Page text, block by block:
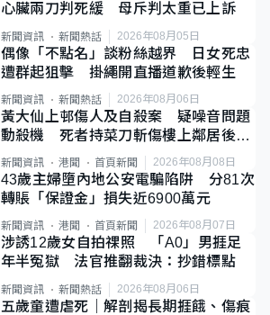
心臟兩刀判死緩 母斥判太重已上訴
新聞資訊 新聞熱話 2026年08月05日
偶像「不點名」談粉絲越界 日女死忠
遭群起狙擊 掛繩開直播道歉後輕生
新聞資訊 新聞熱話 2026年08月06日
黃大仙上邨傷人及自殺案 疑噪音問題
動殺機 死者持菜刀斬傷樓上鄰居後墮
斃
新聞資訊 港聞 首頁新聞 2026年08月08日
43歲主婦墮內地公安電騙陷阱 分81次
轉賬「保證金」損失近6900萬元
新聞資訊 港聞 首頁新聞 2026年08月07日
涉誘12歲女自拍祼照 「A0」男捱足
年半冤獄 法官推翻裁決：抄錯標點
新聞資訊 新聞熱話 2026年08月06日
五歲童遭虐死｜解剖揭長期捱餓、傷痕